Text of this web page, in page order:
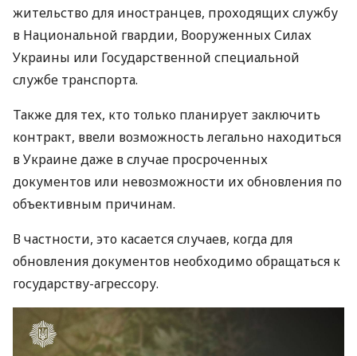
жительство для иностранцев, проходящих службу
в Национальной гвардии, Вооруженных Силах
Украины или Государственной специальной
службе транспорта.
Также для тех, кто только планирует заключить
контракт, ввели возможность легально находиться
в Украине даже в случае просроченных
документов или невозможности их обновления по
объективным причинам.
В частности, это касается случаев, когда для
обновления документов необходимо обращаться к
государству-агрессору.